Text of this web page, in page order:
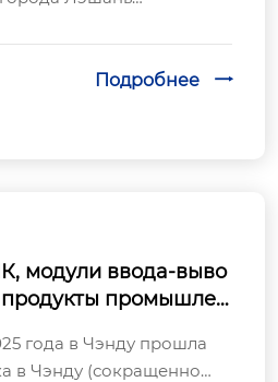
Подробнее 
модули ввода-выво
промышлен
года в Чэнду прошла
в Чэнду (сокращенно